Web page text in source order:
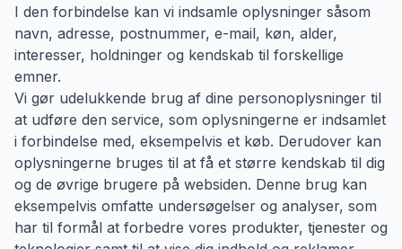
I den forbindelse kan vi indsamle oplysninger såsom
navn, adresse, postnummer, e-mail, køn, alder,
interesser, holdninger og kendskab til forskellige
emner.
Vi gør udelukkende brug af dine personoplysninger til
at udføre den service, som oplysningerne er indsamlet
i forbindelse med, eksempelvis et køb. Derudover kan
oplysningerne bruges til at få et større kendskab til dig
og de øvrige brugere på websiden. Denne brug kan
eksempelvis omfatte undersøgelser og analyser, som
har til formål at forbedre vores produkter, tjenester og